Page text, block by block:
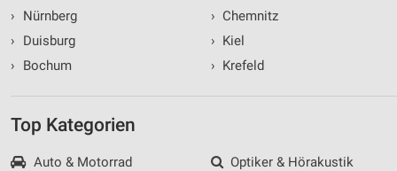
›
Nürnberg
›
Duisburg
›
Bochum
› Chemnitz
› Kiel
› Krefeld
Top Kategorien
Auto & Motorrad
Optiker & Hörakustik